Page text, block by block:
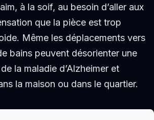
à la soif, au besoin d’aller aux
que la pièce est trop
Même les déplacements vers
bains peuvent désorienter une
la maladie d’Alzheimer et
la maison ou dans le quartier.